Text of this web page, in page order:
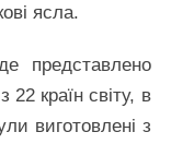
ясла.
представлено
22 країн світу, в
виготовлені з